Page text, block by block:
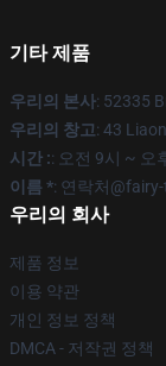
기타 제품
우리의 본사: 52335
우리의 창고: 43
시간 :: 오전 9시 ~ 오
이름 *: 연락처
우리의 회사
제품 정보
이용 약관
개인 정보 정책
DMCA - 저작권 정책